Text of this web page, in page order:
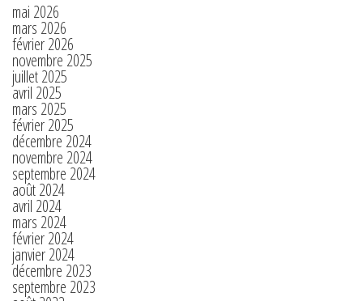
mai 2026
mars 2026
février 2026
novembre 2025
juillet 2025
avril 2025
mars 2025
février 2025
décembre 2024
novembre 2024
septembre 2024
août 2024
avril 2024
mars 2024
février 2024
janvier 2024
décembre 2023
septembre 2023